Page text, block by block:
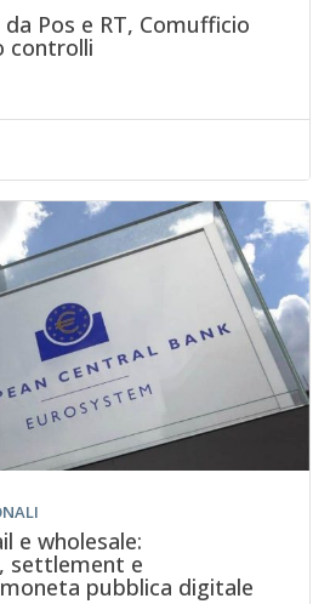
Pos e RT, Comufficio
controlli
e wholesale:
settlement e
pubblica digitale